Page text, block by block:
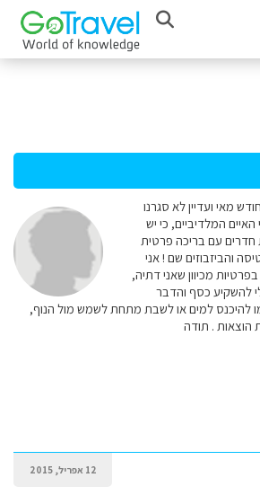
מאי ועדיין לא סגרנו
המלדיביים, כי יש
חדרים עם בריכה פרטית
והביזבוזים שם ! אני
מכיוון שאני דתיה,
להשקיע כסף והדבר
להיכנס למים או לשבת מתחת לשמש מול הנוף,
הוצאות . תודה
12 אפריל, 2015